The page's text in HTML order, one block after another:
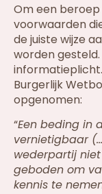
Om een
voorwaarden
de juiste wijze
worden
Burgerlijk
opgenomen:
“Een beding in
vernietigbaar
wederpartij
geboden om
kennis te